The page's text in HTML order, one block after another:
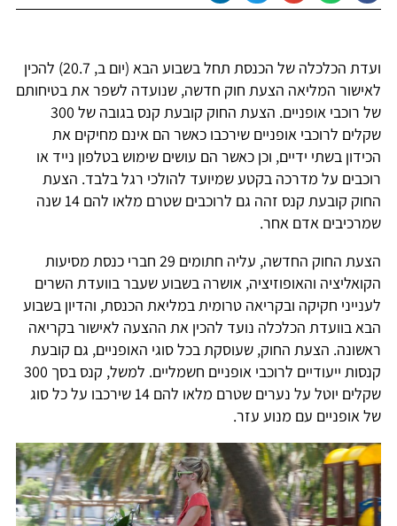
ועדת הכלכלה של הכנסת תחל בשבוע הבא (יום ב, 20.7) להכין
לאישור המליאה הצעת חוק חדשה, שנועדה לשפר את בטיחותם
של רוכבי אופניים. הצעת החוק קובעת קנס בגובה של 300
שקלים לרוכבי אופניים שירכבו כאשר הם אינם מחיקים את
הכידון בשתי ידיים, וכן כאשר הם עושים שימוש בטלפון נייד או
רוכבים על מדרכה בקטע שמיועד להולכי רגל בלבד. הצעת
החוק קובעת קנס זהה גם לרוכבים שטרם מלאו להם 14 שנה
שמרכיבים אדם אחר.
הצעת החוק החדשה, עליה חתומים 29 חברי כנסת מסיעות
הקואליציה והאופוזיציה, אושרה בשבוע שעבר בוועדת השרים
לענייני חקיקה ובקריאה טרומית במליאת הכנסת, והדיון בשבוע
הבא בוועדת הכלכלה נועד להכין את ההצעה לאישור בקריאה
ראשונה. הצעת החוק, שעוסקת בכל סוגי האופניים, גם קובעת
קנסות ייעודיים לרוכבי אופניים חשמליים. למשל, קנס בסך 300
שקלים יוטל על נערים שטרם מלאו להם 14 שירכבו על כל סוג
של אופניים עם מנוע עזר.